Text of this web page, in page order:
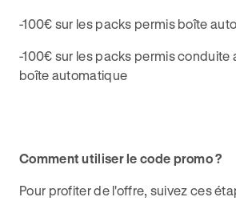
-100€ sur les packs permis boîte
-100€ sur les packs permis
boîte automatique
Comment utiliser le code promo ?
Pour profiter de l'offre, suivez ces